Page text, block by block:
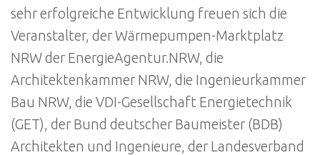
sehr erfolgreiche Entwicklung freuen sich die
Veranstalter, der Wärmepumpen-Marktplatz
NRW der EnergieAgentur.NRW, die
Architektenkammer NRW, die Ingenieurkammer
Bau NRW, die VDI-Gesellschaft Energietechnik
(GET), der Bund deutscher Baumeister (BDB)
Architekten und Ingenieure, der Landesverband